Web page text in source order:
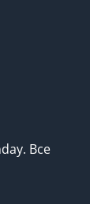
Все